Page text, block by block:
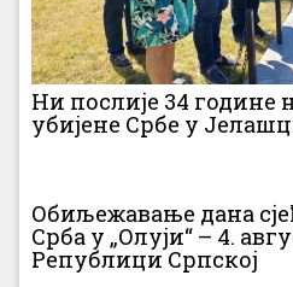
Ни послије 34 године
убијене Србе у
Обиљежавање дана
Срба у „Олуји“ – 4.
Републици Српској